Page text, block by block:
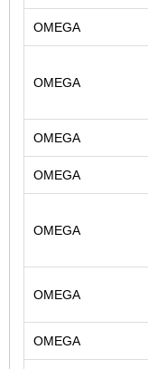
OMEGA
OMEGA
OMEGA
OMEGA
OMEGA
OMEGA
OMEGA